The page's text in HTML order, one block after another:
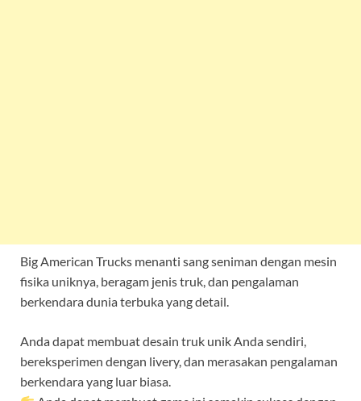
Big American Trucks menanti sang seniman dengan mesin
fisika uniknya, beragam jenis truk, dan pengalaman
berkendara dunia terbuka yang detail.
Anda dapat membuat desain truk unik Anda sendiri,
bereksperimen dengan livery, dan merasakan pengalaman
berkendara yang luar biasa.